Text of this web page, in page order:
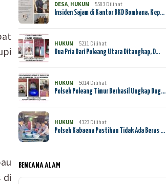
di
DESA, HUKUM
5583 Dilihat
Insiden Sajam di Kantor BKD Bombana, Kep…
HUKUM
5211 Dilihat
Dua Pria Dari Poleang Utara Ditangkap, D…
HUKUM
5014 Dilihat
Polsek Poleang Timur Berhasil Ungkap Dug…
HUKUM
4323 Dilihat
Polsek Kabaena Pastikan Tidak Ada Beras …
BENCANA ALAM